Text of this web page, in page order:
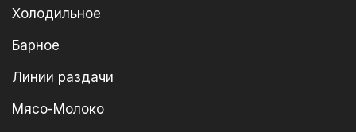
Холодильное
Барное
Линии раздачи
Мясо-Молоко